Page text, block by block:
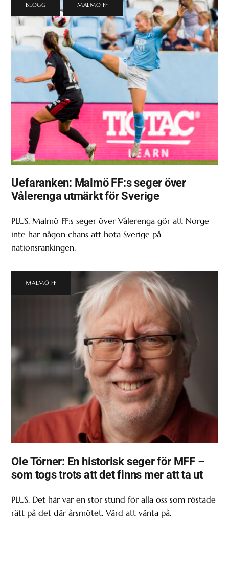
BLOGG MALMÖ FF
Uefaranken: Malmö FF:s seger över
Vålerenga utmärkt för Sverige
PLUS. Malmö FF:s seger över Vålerenga gör att Norge
inte har någon chans att hota Sverige på
nationsrankingen.
MALMÖ FF
Ole Törner: En historisk seger för MFF –
som togs trots att det finns mer att ta ut
PLUS. Det här var en stor stund för alla oss som röstade
rätt på det där årsmötet. Värd att vänta på.